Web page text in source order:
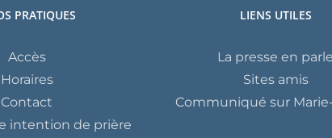
PRATIQUES
Accès
Horaires
Contact
intention de prière
LIENS UTILES
La presse en parle
Sites amis
Communiqué sur